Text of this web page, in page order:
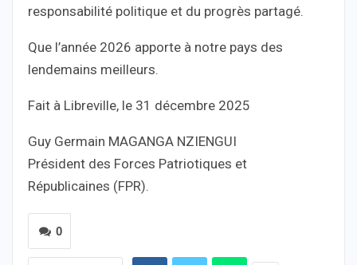
responsabilité politique et du progrès partagé.
Que l’année 2026 apporte à notre pays des
lendemains meilleurs.
Fait à Libreville, le 31 décembre 2025
Guy Germain MAGANGA NZIENGUI
Président des Forces Patriotiques et
Républicaines (FPR).
0